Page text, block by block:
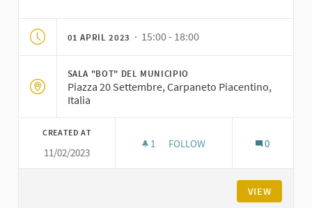
01 APRIL 2023 · 15:00 - 18:00
SALA "BOT" DEL MUNICIPIO
Piazza 20 Settembre, Carpaneto Piacentino,
Italia
CREATED AT
11/02/2023
1 1 FOLLOWER
FOLLOW 0
VIEW